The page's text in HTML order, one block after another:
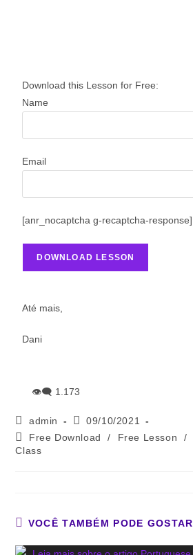
Download this Lesson for Free:
Name
Email
[anr_nocaptcha g-recaptcha-response]
Até mais,
Dani
👁‍🗨 1.173
admin
09/10/2021
Free Download
/ Free Lesson /
Class
VOCÊ TAMBÉM PODE GOSTAR